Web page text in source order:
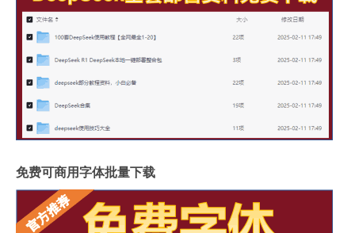
免费可商用字体批量下载